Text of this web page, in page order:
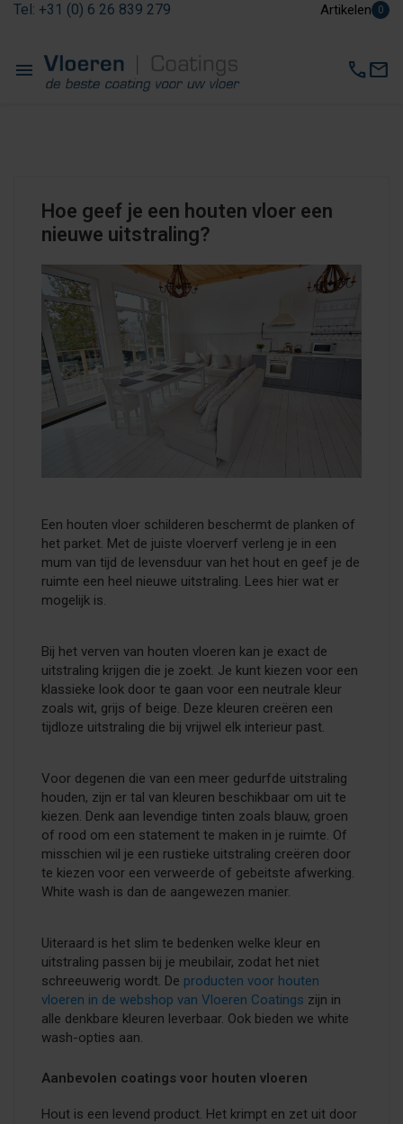
Tel: +31 (0) 6 26 839 279 Artikelen 0
menu callmail
Hoe geef je een houten vloer een
nieuwe uitstraling?
Een houten vloer schilderen beschermt de planken of
het parket. Met de juiste vloerverf verleng je in een
mum van tijd de levensduur van het hout en geef je de
ruimte een heel nieuwe uitstraling. Lees hier wat er
mogelijk is.
Bij het verven van houten vloeren kan je exact de
uitstraling krijgen die je zoekt. Je kunt kiezen voor een
klassieke look door te gaan voor een neutrale kleur
zoals wit, grijs of beige. Deze kleuren creëren een
tijdloze uitstraling die bij vrijwel elk interieur past.
Voor degenen die van een meer gedurfde uitstraling
houden, zijn er tal van kleuren beschikbaar om uit te
kiezen. Denk aan levendige tinten zoals blauw, groen
of rood om een statement te maken in je ruimte. Of
misschien wil je een rustieke uitstraling creëren door
te kiezen voor een verweerde of gebeitste afwerking.
White wash is dan de aangewezen manier.
Uiteraard is het slim te bedenken welke kleur en
uitstraling passen bij je meubilair, zodat het niet
schreeuwerig wordt. De producten voor houten
vloeren in de webshop van Vloeren Coatings zijn in
alle denkbare kleuren leverbaar. Ook bieden we white
wash-opties aan.
Aanbevolen coatings voor houten vloeren
Hout is een levend product. Het krimpt en zet uit door